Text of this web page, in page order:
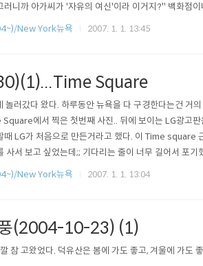
러니까 아가씨가 '자유의 여신'이라 이거지?" 백화점
외부 장식에 신경을 쓴듯했다. 원래 눈감은게 아닌데
New York뉴욕 2007. 1. 1. 13:45
Square
러갔다 왔다. 하루동안 뉴욕을 다 구경한다는건 거
에서 찍은 첫번째 사진.. 뒤에 보이는 LG광고
때 LG가 처음으로 만든거라고 했다. 이 Time square
사서 보고 싶었는데;; 기다리는 줄이 너무 길어서 포
웠다. 스파이더맨 영화에서 봤던 장면을 생각나게 했
New York뉴욕 2007. 1. 1. 13:04
(2004-10-23) (1)
참 고왔었다. 덕유산은 봄에 가도 좋고, 겨울에 가도